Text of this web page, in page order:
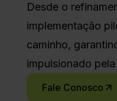
Desde o
implementação
caminho,
impulsionado
Fale Conosco